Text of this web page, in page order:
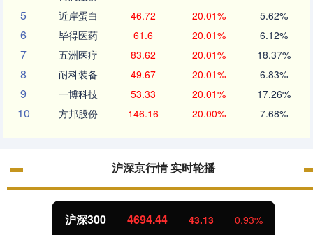
5 近岸蛋白 46.72 20.01% 5.62%
6 毕得医药 61.6 20.01% 6.12%
7 五洲医疗 83.62 20.01% 18.37%
8 耐科装备 49.67 20.01% 6.83%
9 一博科技 53.33 20.01% 17.26%
10 方邦股份 146.16 20.00% 7.68%
沪深京行情 实时轮播
北证50 1134.24 11.37 1.01%